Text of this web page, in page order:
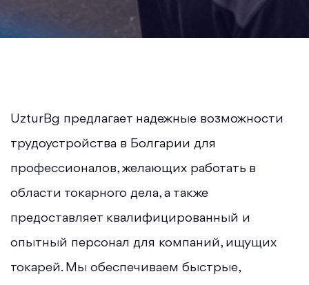
UzturBg предлагает надежные возможности
трудоустройства в Болгарии для
профессионалов, желающих работать в
области токарного дела, а также
предоставляет квалифицированный и
опытный персонал для компаний, ищущих
токарей. Мы обеспечиваем быстрые,